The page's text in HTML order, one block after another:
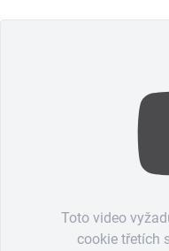
Toto video
cookie třetích